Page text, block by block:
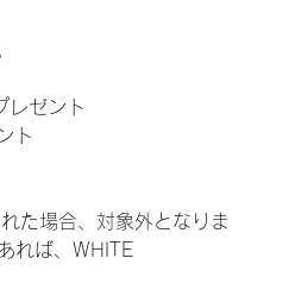
レゼント
ト
た場合、対象外となりま
れば、WHITE